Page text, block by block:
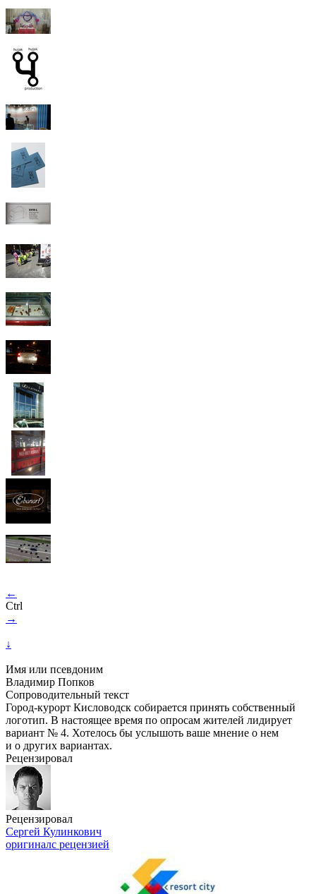
←
Ctrl
→
↓
Имя или псевдоним
Владимир Попков
Сопроводительный текст
Город-курорт Кисловодск собирается принять собственный
логотип. В настоящее время по опросам жителей лидирует
вариант № 4. Хотелось бы услышоть ваше мнение о нем
и о других вариантах.
Рецензировал
Рецензировал
Сергей Кулинкович
оригиналс рецензией